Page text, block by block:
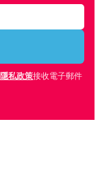
隱私政策接收電子郵件